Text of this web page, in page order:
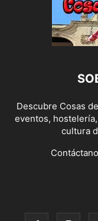
Descubre Cosas
eventos,
cultura